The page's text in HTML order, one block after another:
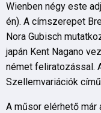
Wienben négy este
én). A címszerepet
Nora Gubisch
japán Kent Nagano
német feliratozással.
Szellemvariációk
A műsor elérhető már